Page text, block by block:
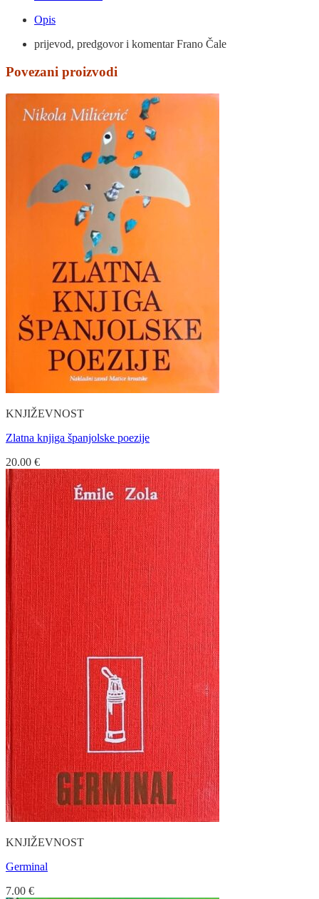
Opis
prijevod, predgovor i komentar Frano Čale
Povezani proizvodi
KNJIŽEVNOST
Zlatna knjiga španjolske poezije
20.00 €
KNJIŽEVNOST
Germinal
7.00 €